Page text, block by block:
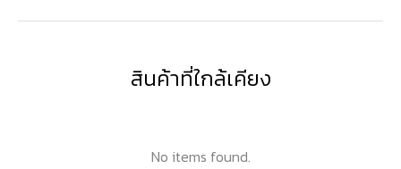
สินค้าที่ใกล้เคียง
No items found.